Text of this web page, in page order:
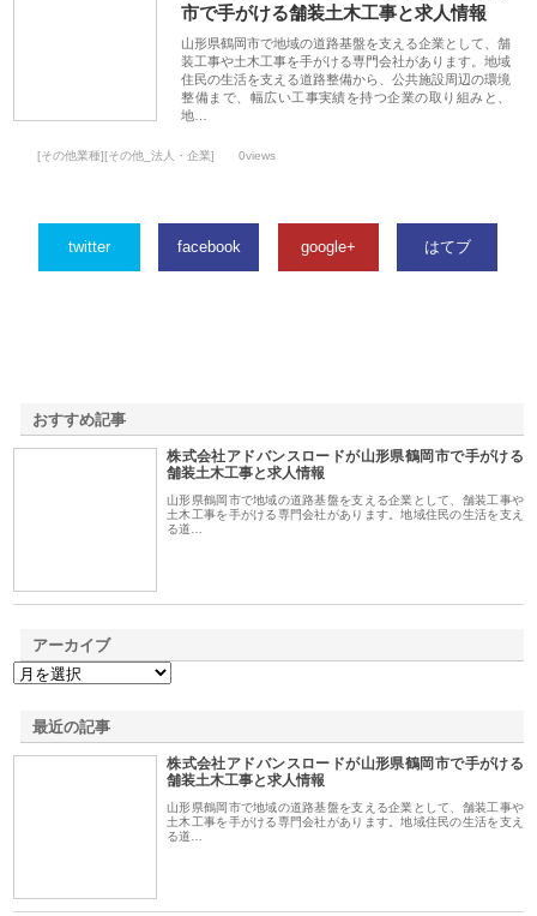
市で手がける舗装土木工事と求人情報
山形県鶴岡市で地域の道路基盤を支える企業として、舗
装工事や土木工事を手がける専門会社があります。地域
住民の生活を支える道路整備から、公共施設周辺の環境
整備まで、幅広い工事実績を持つ企業の取り組みと、
地…
[その他業種][その他_法人・企業] 0views
twitter facebook google+ はてブ
おすすめ記事
株式会社アドバンスロードが山形県鶴岡市で手がける
舗装土木工事と求人情報
山形県鶴岡市で地域の道路基盤を支える企業として、舗装工事や
土木工事を手がける専門会社があります。地域住民の生活を支え
る道…
アーカイブ
最近の記事
株式会社アドバンスロードが山形県鶴岡市で手がける
舗装土木工事と求人情報
山形県鶴岡市で地域の道路基盤を支える企業として、舗装工事や
土木工事を手がける専門会社があります。地域住民の生活を支え
る道…